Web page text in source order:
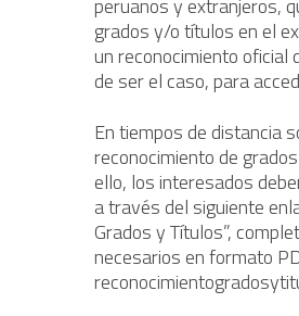
grados y/o títulos en el
un reconocimiento oficial
de ser el caso, para
En tiempos de distancia
reconocimiento de
ello, los interesados
a través del siguiente
Grados y Títulos”,
necesarios en formato